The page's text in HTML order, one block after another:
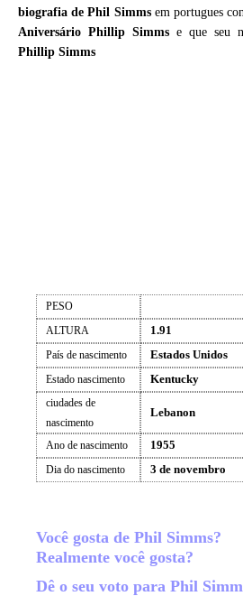
biografia dePhil Simmsem portugues
Aniversário Phillip Simms e que seu
Phillip Simms
PESO
ALTURA
1.91
País de nascimento Estados Unidos
Estado nascimento Kentucky
ciudades de
nascimento
Lebanon
Ano de nascimento 1955
Dia do nascimento 3 de novembro
Você gosta de Phil Simms?
Realmente você gosta?
Dê o seu voto para Phil